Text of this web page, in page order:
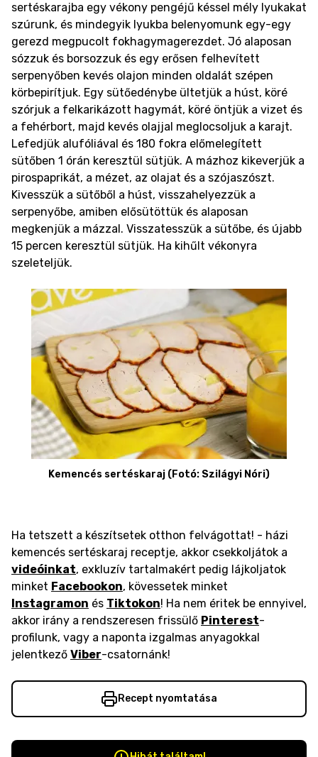
sertéskarajba egy vékony pengéjű késsel mély lyukakat
szúrunk, és mindegyik lyukba belenyomunk egy-egy
gerezd megpucolt fokhagymagerezdet. Jó alaposan
sózzuk és borsozzuk és egy erősen felhevített
serpenyőben kevés olajon minden oldalát szépen
körbepirítjuk. Egy sütőedénybe ültetjük a húst, köré
szórjuk a felkarikázott hagymát, köré öntjük a vizet és
a fehérbort, majd kevés olajjal meglocsoljuk a karajt.
Lefedjük alufóliával és 180 fokra előmelegített
sütőben 1 órán keresztül sütjük. A mázhoz kikeverjük a
pirospaprikát, a mézet, az olajat és a szójaszószt.
Kivesszük a sütőből a húst, visszahelyezzük a
serpenyőbe, amiben elősütöttük és alaposan
megkenjük a mázzal. Visszatesszük a sütőbe, és újabb
15 percen keresztül sütjük. Ha kihűlt vékonyra
szeleteljük.
Kemencés sertéskaraj (Fotó: Szilágyi Nóri)
Ha tetszett a készítsetek otthon felvágottat! - házi
kemencés sertéskaraj receptje, akkor csekkoljátok a
videóinkat, exkluzív tartalmakért pedig lájkoljatok
minket Facebookon, kövessetek minket
Instagramon és Tiktokon! Ha nem éritek be ennyivel,
akkor irány a rendszeresen frissülő Pinterest-
profilunk, vagy a naponta izgalmas anyagokkal
jelentkező Viber-csatornánk!
Recept nyomtatása